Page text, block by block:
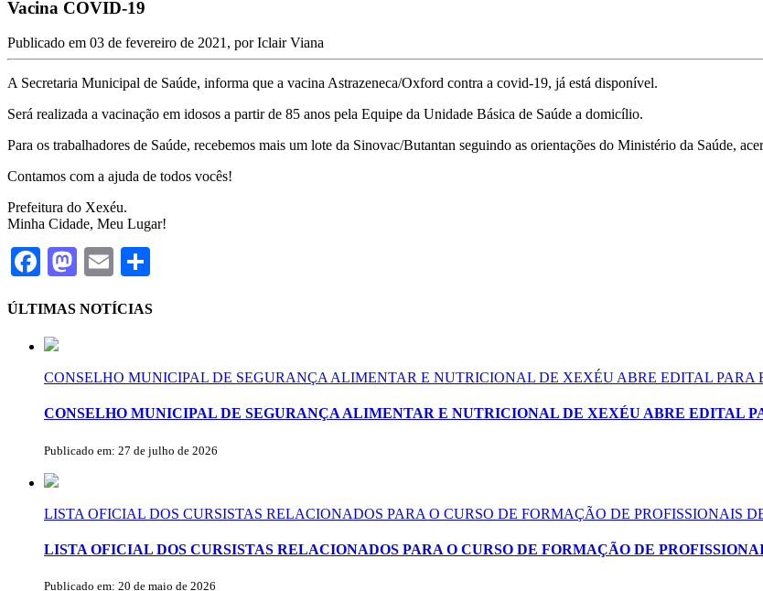
Vacina COVID-19
Publicado em 03 de fevereiro de 2021, porIclair Viana
A Secretaria Municipal de Saúde, informa que a vacina Astrazeneca/Oxford contra a covid-19, já está disponível.
Será realizada a vacinação em idosos a partir de 85 anos pela Equipe da Unidade Básica de Saúde a domicílio.
Para os trabalhadores de Saúde, recebemos mais um lote da Sinovac/Butantan seguindo as orientações do Ministério da Saúde,
Contamos com a ajuda de todos vocês!
Prefeitura do Xexéu.
Minha Cidade, Meu Lugar!
Facebook
Mastodon
Email
ÚLTIMAS NOTÍCIAS
CONSELHO MUNICIPAL DE SEGURANÇA ALIMENTAR E NUTRICIONAL DE XEXÉU ABRE EDITAL PARA
CONSELHO MUNICIPAL DE SEGURANÇA ALIMENTAR E NUTRICIONAL DE XEXÉU ABRE EDITAL
Publicado em: 27 de julho de 2026
LISTA OFICIAL DOS CURSISTAS RELACIONADOS PARA O CURSO DE FORMAÇÃO DE PROFISSIONAIS
LISTA OFICIAL DOS CURSISTAS RELACIONADOS PARA O CURSO DE FORMAÇÃO DE
Publicado em: 20 de maio de 2026